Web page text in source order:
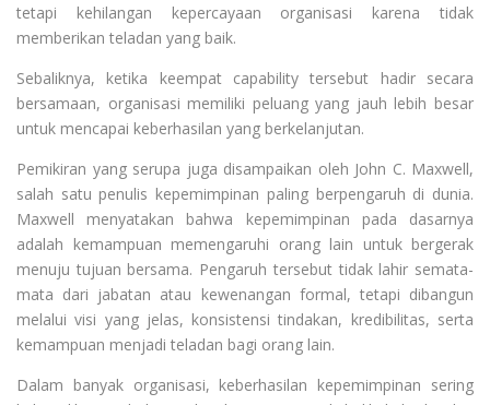
tetapi kehilangan kepercayaan organisasi karena tidak
memberikan teladan yang baik.
Sebaliknya, ketika keempat capability tersebut hadir secara
bersamaan, organisasi memiliki peluang yang jauh lebih besar
untuk mencapai keberhasilan yang berkelanjutan.
Pemikiran yang serupa juga disampaikan oleh John C. Maxwell,
salah satu penulis kepemimpinan paling berpengaruh di dunia.
Maxwell menyatakan bahwa kepemimpinan pada dasarnya
adalah kemampuan memengaruhi orang lain untuk bergerak
menuju tujuan bersama. Pengaruh tersebut tidak lahir semata-
mata dari jabatan atau kewenangan formal, tetapi dibangun
melalui visi yang jelas, konsistensi tindakan, kredibilitas, serta
kemampuan menjadi teladan bagi orang lain.
Dalam banyak organisasi, keberhasilan kepemimpinan sering